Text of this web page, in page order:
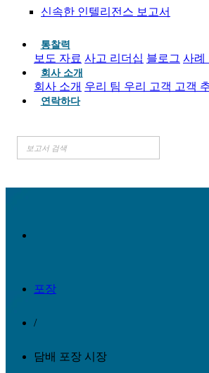
신속한 인텔리전스 보고서
통찰력
보도 자료 사고 리더십 블로그 사례
회사 소개
회사 소개 우리 팀 우리 고객 고객
연락하다
포장
/
담배 포장 시장